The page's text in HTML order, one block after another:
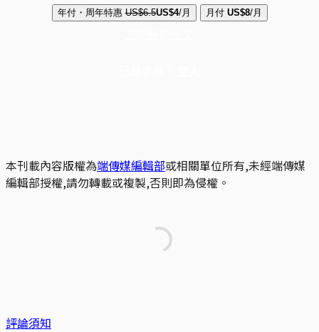
年付・周年特惠 US$6.5US$4/月 月付 US$8/月
本刊載內容版權為端傳媒編輯部或相關單位所有,未經端傳媒
編輯部授權,請勿轉載或複製,否則即為侵權。
評論須知